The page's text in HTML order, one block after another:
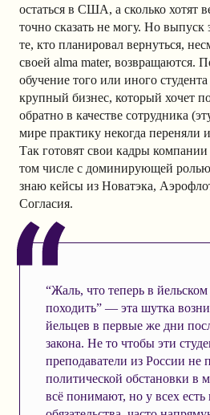
остаться в США, а сколько хотят
точно сказать не могу. Но выпуск
те, кто планировал вернуться,
своей alma mater, возвращаются.
обучение того или иного
крупный бизнес, который хочет
обратно в качестве сотрудника
мире практику некогда переняли
Так готовят свои кадры компании
том числе с доминирующей
знаю кейсы из Новатэка,
Согласия.
“Жаль, что теперь в
походить” — эта шутка
йельцев в первые же дни
закона. Не то чтобы эти
преподаватели из России не
политической обстановки в
всё понимают, но у всех есть